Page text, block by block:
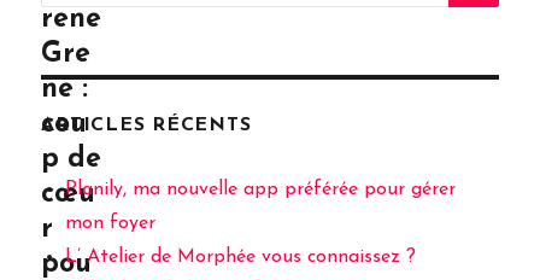
rene
Gre
ne :
cou
p de
cœu
r
pou
pour
:
ARTICLES RÉCENTS
Planily, ma nouvelle app préférée pour gérer
mon foyer
L’ Atelier de Morphée vous connaissez ?